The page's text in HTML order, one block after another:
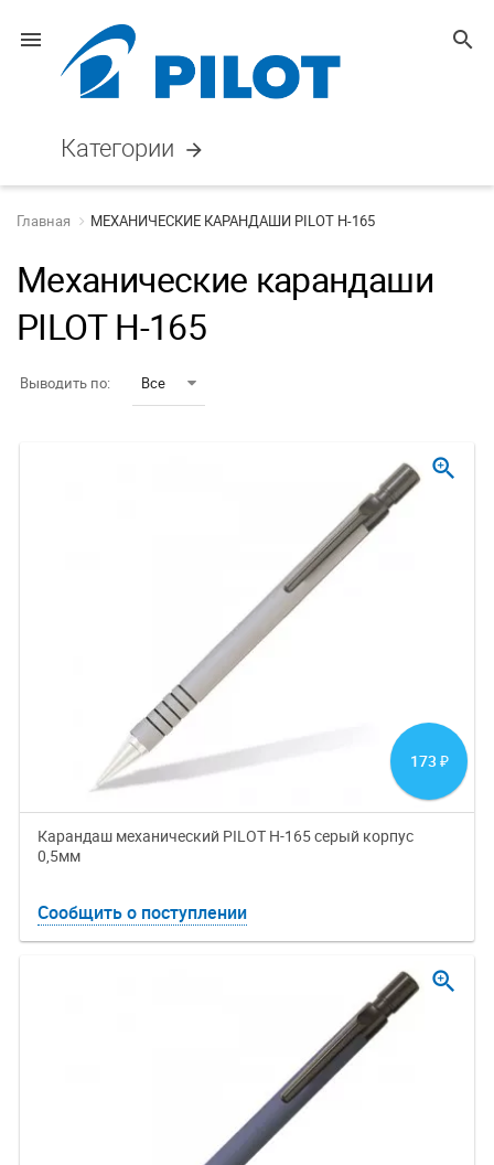
menu search
Категории arrow_forward
Главная МЕХАНИЧЕСКИЕ КАРАНДАШИ PILOT H-165
Механические карандаши
PILOT H-165
Выводить по: Все
173 ₽
Карандаш механический PILOT H-165 серый корпус
0,5мм
Сообщить о поступлении
zoom_in
zoom_in